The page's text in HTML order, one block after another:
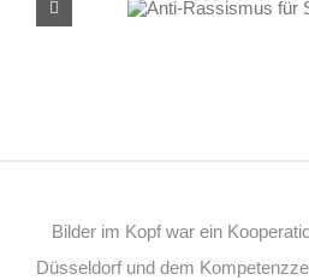
Bilder im Kopf war ein
Düsseldorf und dem